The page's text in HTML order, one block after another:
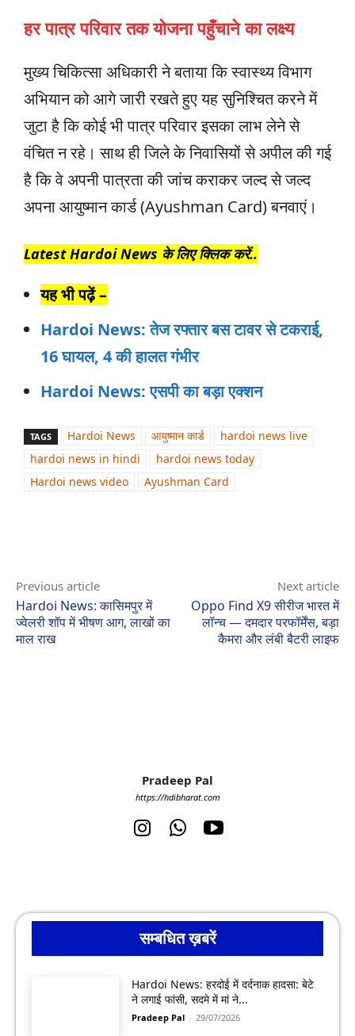
हर पात्र परिवार तक योजना पहुँचाने का लक्ष्य
मुख्य चिकित्सा अधिकारी ने बताया कि स्वास्थ्य विभाग
अभियान को आगे जारी रखते हुए यह सुनिश्चित करने में
जुटा है कि कोई भी पात्र परिवार इसका लाभ लेने से
वंचित न रहे। साथ ही जिले के निवासियों से अपील की गई
है कि वे अपनी पात्रता की जांच कराकर जल्द से जल्द
अपना आयुष्मान कार्ड (Ayushman Card) बनवाएं।
Latest Hardoi News के लिए क्लिक करें..
यह भी पढ़ें –
Hardoi News: तेज रफ्तार बस टावर से टकराई,
16 घायल, 4 की हालत गंभीर
Hardoi News: एसपी का बड़ा एक्शन
TAGS Hardoi News आयुष्मान कार्ड
hardoi news live
hardoi news in hindi
hardoi news today
Hardoi news video
Ayushman Card
Previous article
Hardoi News: कासिमपुर में
ज्वेलरी शॉप में भीषण आग, लाखों का
माल राख
Next article
Oppo Find X9 सीरीज भारत में
लॉन्च — दमदार परफॉर्मेंस, बड़ा
कैमरा और लंबी बैटरी लाइफ
Pradeep Pal
https://hdibharat.com
सम्बधित ख़बरें
Hardoi News: हरदोई में दर्दनाक हादसा: बेटे
ने लगाई फांसी, सदमे में मां ने...
Pradeep Pal - 29/07/2026